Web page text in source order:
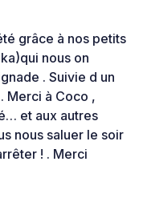
grâce à nos petits
nous on
. Suivie d un
Merci à Coco ,
et aux autres
nous saluer le soir
! . Merci